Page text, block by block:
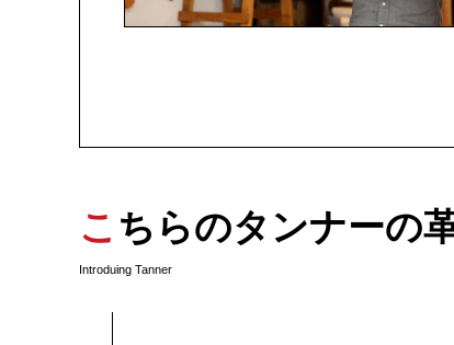
こちらのタンナー
Introduing Tanner